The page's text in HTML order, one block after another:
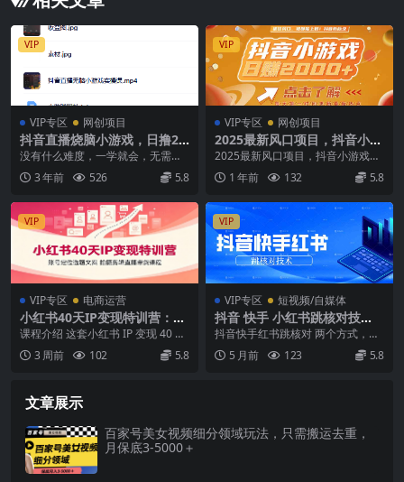
VIP
VIP专区 网创项目
抖音直播烧脑小游戏，日撸20
00 音浪，小白也可无脑操作
没有什么难度，一学就会，无需露
脸，没有什么操作门槛 变现 1 撸音
浪 2 直播间...
3 年前 526 5.8
VIP
VIP专区 网创项目
2025最新风口项目，抖音小游
戏，亲测单游戏2000+感兴趣
点击了解
2025最新风口项目，抖音小游戏，
亲测单游戏2000+感兴趣点击了解
1 年前 132 5.8
VIP
VIP专区 电商运营
小红书40天IP变现特训营：账
号定位选题文案，拍摄剪辑直
课程介绍 这套小红书 IP 变现 40 天
11 期陪跑课程，整合多期实战经
验，...3 周前 102 5.8
VIP
VIP专区 短视频/自媒体
抖音 快手 小红书跳核对技
术，两个方式，手机端和电脑
抖音快手红书跳核对 两个方式，手
机端和电脑端 1.项目介绍 2.需要的
软件 3....
5 月前 123 5.8
文章展示
百家号美女视频细分领域玩法，只需搬运去重，
月保底3-5000＋